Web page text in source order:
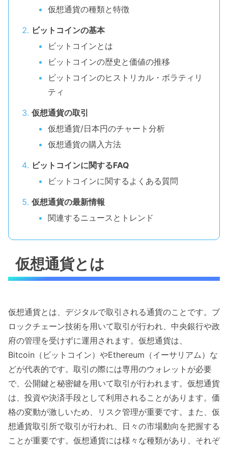
仮想通貨の種類と特徴
ビットコインの基本
ビットコインとは
ビットコインの歴史と価値の推移
ビットコインのヒストリカル・ボラティリ
ティ
仮想通貨の取引
仮想通貨/日本円のチャート分析
仮想通貨の購入方法
ビットコインに関するFAQ
ビットコインに関するよくある質問
仮想通貨の最新情報
関連するニュースとトレンド
仮想通貨とは
仮想通貨とは、デジタルで取引される通貨のことです。ブ
ロックチェーン技術を用いて取引が行われ、中央銀行や政
府の管理を受けずに運用されます。仮想通貨は、
Bitcoin（ビットコイン）やEthereum（イーサリアム）な
どが代表的です。取引の際には専用のウォレットが必要
で、公開鍵と秘密鍵を用いて取引が行われます。仮想通貨
は、投資や決済手段として利用されることがあります。価
格の変動が激しいため、リスク管理が重要です。また、仮
想通貨取引所で取引が行われ、日々の市場動向を把握する
ことが重要です。仮想通貨には様々な種類があり、それぞ